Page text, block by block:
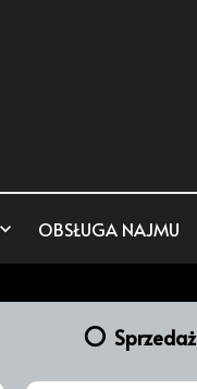
OBSŁUGA NAJMU
Sprzedaż